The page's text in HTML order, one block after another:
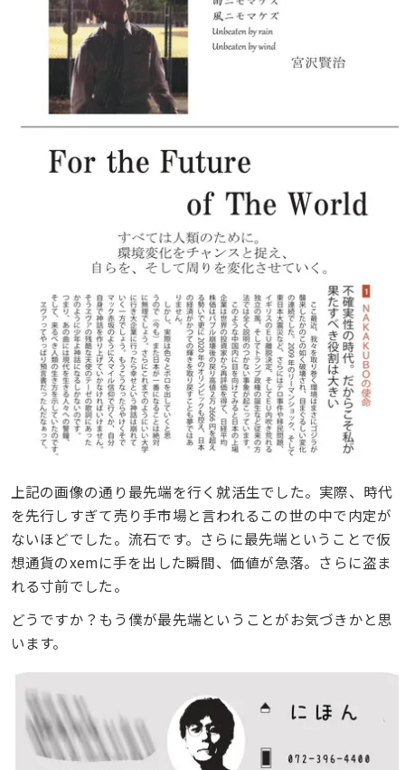
上記の画像の通り最先端を行く就活生でした。実際、時代
を先行しすぎて売り手市場と言われるこの世の中で内定が
ないほどでした。流石です。さらに最先端ということで仮
想通貨のxemに手を出した瞬間、価値が急落。さらに盗ま
れる寸前でした。
どうですか？もう僕が最先端ということがお気づきかと思
います。